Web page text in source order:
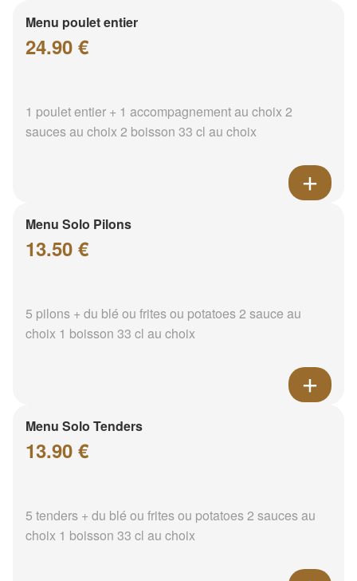
Menu poulet entier
24.90 €
1 poulet entier + 1 accompagnement au choix 2
sauces au choix 2 boisson 33 cl au choix
Menu Solo Pilons
13.50 €
5 pilons + du blé ou frites ou potatoes 2 sauce au
choix 1 boisson 33 cl au choix
Menu Solo Tenders
13.90 €
5 tenders + du blé ou frites ou potatoes 2 sauces au
choix 1 boisson 33 cl au choix